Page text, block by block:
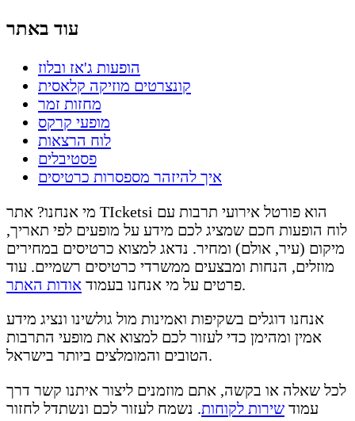
עוד באתר
הופעות ג'אז ובלוז
קונצרטים מוזיקה קלאסית
מחזות זמר
מופעי קרקס
לוח הרצאות
פסטיבלים
איך להיזהר מספסרות כרטיסים
מי אנחנו? אתר TIcketsi הוא פורטל אירועי תרבות עם
לוח הופעות חכם שמציג לכם מידע על מופעים לפי תאריך,
מיקום (עיר, אולם) ומחיר. נדאג למצוא כרטיסים במחירים
מוזלים, הנחות ומבצעים ממשרדי כרטיסים רשמיים. עוד
פרטים על מי אנחנו בעמוד אודות האתר
.
אנחנו דוגלים בשקיפות ואמינות מול גולשינו ונציג מידע
אמין ומהימן כדי לעזור לכם למצוא את מופעי התרבות
הטובים והמומלצים ביותר בישראל.
לכל שאלה או בקשה, אתם מוזמנים ליצור איתנו קשר דרך
עמוד שירות לקוחות. נשמח לעזור לכם ונשתדל לחזור